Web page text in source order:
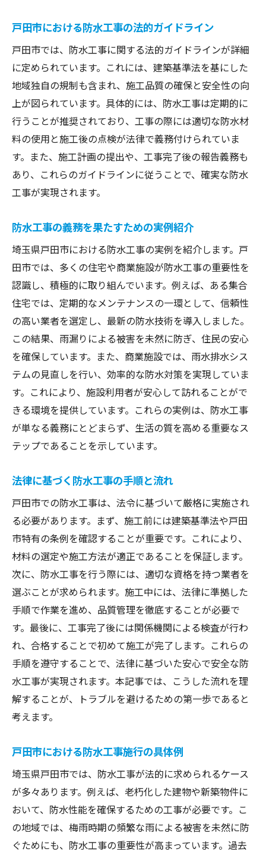
戸田市における防水工事の法的ガイドライン
戸田市では、防水工事に関する法的ガイドラインが詳細
に定められています。これには、建築基準法を基にした
地域独自の規制も含まれ、施工品質の確保と安全性の向
上が図られています。具体的には、防水工事は定期的に
行うことが推奨されており、工事の際には適切な防水材
料の使用と施工後の点検が法律で義務付けられていま
す。また、施工計画の提出や、工事完了後の報告義務も
あり、これらのガイドラインに従うことで、確実な防水
工事が実現されます。
防水工事の義務を果たすための実例紹介
埼玉県戸田市における防水工事の実例を紹介します。戸
田市では、多くの住宅や商業施設が防水工事の重要性を
認識し、積極的に取り組んでいます。例えば、ある集合
住宅では、定期的なメンテナンスの一環として、信頼性
の高い業者を選定し、最新の防水技術を導入しました。
この結果、雨漏りによる被害を未然に防ぎ、住民の安心
を確保しています。また、商業施設では、雨水排水シス
テムの見直しを行い、効率的な防水対策を実現していま
す。これにより、施設利用者が安心して訪れることがで
きる環境を提供しています。これらの実例は、防水工事
が単なる義務にとどまらず、生活の質を高める重要なス
テップであることを示しています。
法律に基づく防水工事の手順と流れ
戸田市での防水工事は、法令に基づいて厳格に実施され
る必要があります。まず、施工前には建築基準法や戸田
市特有の条例を確認することが重要です。これにより、
材料の選定や施工方法が適正であることを保証します。
次に、防水工事を行う際には、適切な資格を持つ業者を
選ぶことが求められます。施工中には、法律に準拠した
手順で作業を進め、品質管理を徹底することが必要で
す。最後に、工事完了後には関係機関による検査が行わ
れ、合格することで初めて施工が完了します。これらの
手順を遵守することで、法律に基づいた安心で安全な防
水工事が実現されます。本記事では、こうした流れを理
解することが、トラブルを避けるための第一歩であると
考えます。
戸田市における防水工事施行の具体例
埼玉県戸田市では、防水工事が法的に求められるケース
が多々あります。例えば、老朽化した建物や新築物件に
おいて、防水性能を確保するための工事が必要です。こ
の地域では、梅雨時期の頻繁な雨による被害を未然に防
ぐためにも、防水工事の重要性が高まっています。過去